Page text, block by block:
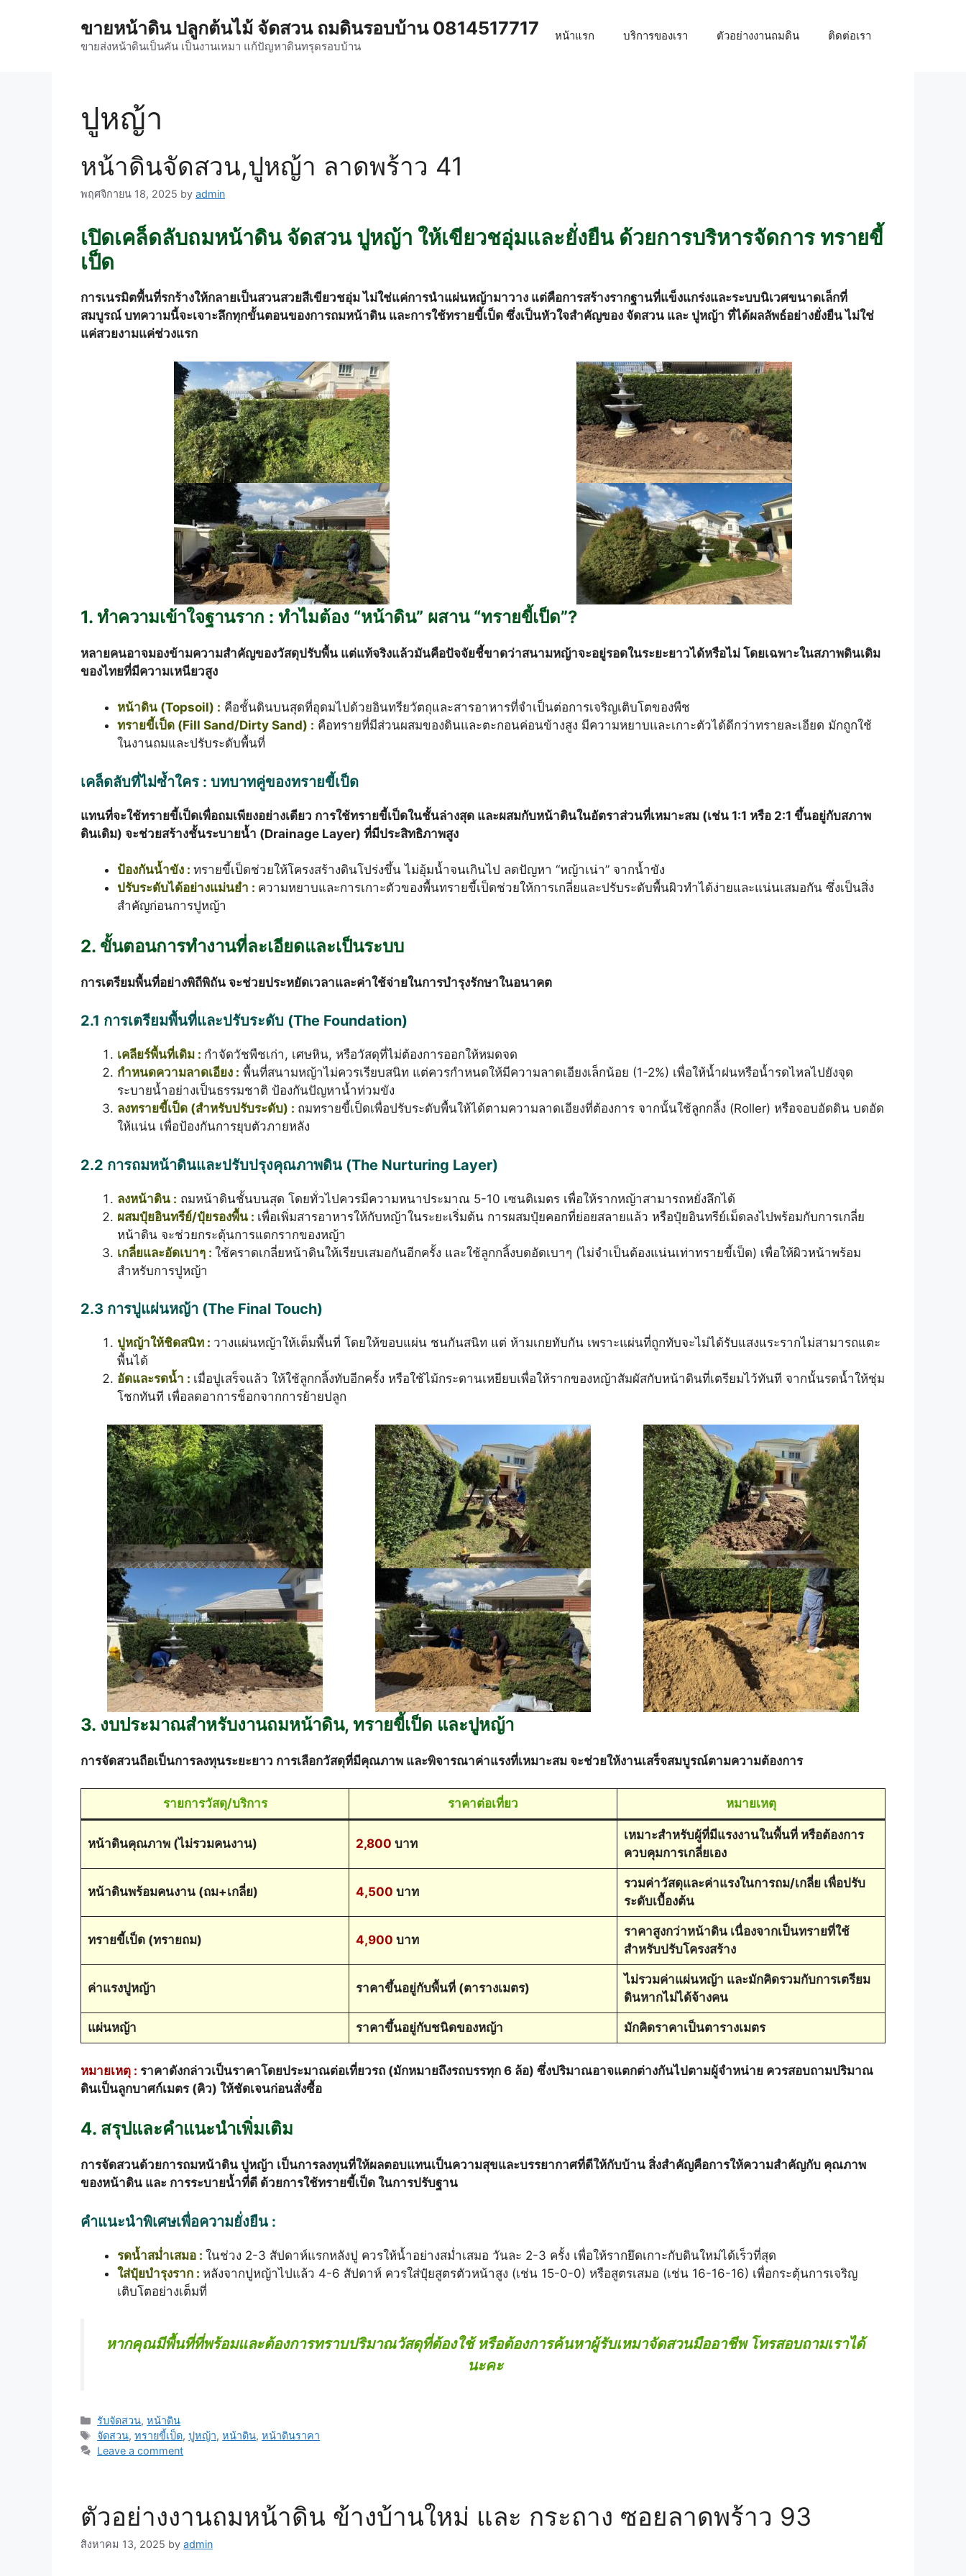
ขายหน้าดิน ปลูกต้นไม้ จัดสวน ถมดินรอบบ้าน 0814517717
ขายส่งหน้าดินเป็นคัน เป็นงานเหมา แก้ปัญหาดินทรุดรอบบ้าน
หน้าแรก บริการของเรา ตัวอย่างงานถมดิน ติดต่อเรา
ปูหญ้า
หน้าดินจัดสวน,ปูหญ้า ลาดพร้าว 41
พฤศจิกายน 18, 2025 by admin
เปิดเคล็ดลับถมหน้าดิน จัดสวน ปูหญ้า ให้เขียวชอุ่มและยั่งยืน ด้วยการบริหารจัดการ ทรายขี้
เป็ด
การเนรมิตพื้นที่รกร้างให้กลายเป็นสวนสวยสีเขียวชอุ่ม ไม่ใช่แค่การนำแผ่นหญ้ามาวาง แต่คือการสร้างรากฐานที่แข็งแกร่งและระบบนิเวศขนาดเล็กที่
สมบูรณ์ บทความนี้จะเจาะลึกทุกขั้นตอนของการถมหน้าดิน และการใช้ทรายขี้เป็ด ซึ่งเป็นหัวใจสำคัญของ จัดสวน และ ปูหญ้า ที่ได้ผลลัพธ์อย่างยั่งยืน ไม่ใช่
แค่สวยงามแค่ช่วงแรก
1. ทำความเข้าใจฐานราก : ทำไมต้อง “หน้าดิน” ผสาน “ทรายขี้เป็ด”?
หลายคนอาจมองข้ามความสำคัญของวัสดุปรับพื้น แต่แท้จริงแล้วมันคือปัจจัยชี้ขาดว่าสนามหญ้าจะอยู่รอดในระยะยาวได้หรือไม่ โดยเฉพาะในสภาพดินเดิม
ของไทยที่มีความเหนียวสูง
หน้าดิน (Topsoil) : คือชั้นดินบนสุดที่อุดมไปด้วยอินทรียวัตถุและสารอาหารที่จำเป็นต่อการเจริญเติบโตของพืช
ทรายขี้เป็ด (Fill Sand/Dirty Sand) : คือทรายที่มีส่วนผสมของดินและตะกอนค่อนข้างสูง มีความหยาบและเกาะตัวได้ดีกว่าทรายละเอียด มักถูกใช้
ในงานถมและปรับระดับพื้นที่
เคล็ดลับที่ไม่ซ้ำใคร : บทบาทคู่ของทรายขี้เป็ด
แทนที่จะใช้ทรายขี้เป็ดเพื่อถมเพียงอย่างเดียว การใช้ทรายขี้เป็ดในชั้นล่างสุด และผสมกับหน้าดินในอัตราส่วนที่เหมาะสม (เช่น 1:1 หรือ 2:1 ขึ้นอยู่กับสภาพ
ดินเดิม) จะช่วยสร้างชั้นระบายน้ำ (Drainage Layer) ที่มีประสิทธิภาพสูง
ป้องกันน้ำขัง : ทรายขี้เป็ดช่วยให้โครงสร้างดินโปร่งขึ้น ไม่อุ้มน้ำจนเกินไป ลดปัญหา “หญ้าเน่า” จากน้ำขัง
ปรับระดับได้อย่างแม่นยำ : ความหยาบและการเกาะตัวของพื้นทรายขี้เป็ดช่วยให้การเกลี่ยและปรับระดับพื้นผิวทำได้ง่ายและแน่นเสมอกัน ซึ่งเป็นสิ่ง
สำคัญก่อนการปูหญ้า
2. ขั้นตอนการทำงานที่ละเอียดและเป็นระบบ
การเตรียมพื้นที่อย่างพิถีพิถัน จะช่วยประหยัดเวลาและค่าใช้จ่ายในการบำรุงรักษาในอนาคต
2.1 การเตรียมพื้นที่และปรับระดับ (The Foundation)
เคลียร์พื้นที่เดิม : กำจัดวัชพืชเก่า, เศษหิน, หรือวัสดุที่ไม่ต้องการออกให้หมดจด
กำหนดความลาดเอียง : พื้นที่สนามหญ้าไม่ควรเรียบสนิท แต่ควรกำหนดให้มีความลาดเอียงเล็กน้อย (1-2%) เพื่อให้น้ำฝนหรือน้ำรดไหลไปยังจุด
ระบายน้ำอย่างเป็นธรรมชาติ ป้องกันปัญหาน้ำท่วมขัง
ลงทรายขี้เป็ด (สำหรับปรับระดับ) : ถมทรายขี้เป็ดเพื่อปรับระดับพื้นให้ได้ตามความลาดเอียงที่ต้องการ จากนั้นใช้ลูกกลิ้ง (Roller) หรือจอบอัดดิน บดอัด
ให้แน่น เพื่อป้องกันการยุบตัวภายหลัง
2.2 การถมหน้าดินและปรับปรุงคุณภาพดิน (The Nurturing Layer)
ลงหน้าดิน : ถมหน้าดินชั้นบนสุด โดยทั่วไปควรมีความหนาประมาณ 5-10 เซนติเมตร เพื่อให้รากหญ้าสามารถหยั่งลึกได้
ผสมปุ๋ยอินทรีย์/ปุ๋ยรองพื้น : เพื่อเพิ่มสารอาหารให้กับหญ้าในระยะเริ่มต้น การผสมปุ๋ยคอกที่ย่อยสลายแล้ว หรือปุ๋ยอินทรีย์เม็ดลงไปพร้อมกับการเกลี่ย
หน้าดิน จะช่วยกระตุ้นการแตกรากของหญ้า
เกลี่ยและอัดเบาๆ : ใช้คราดเกลี่ยหน้าดินให้เรียบเสมอกันอีกครั้ง และใช้ลูกกลิ้งบดอัดเบาๆ (ไม่จำเป็นต้องแน่นเท่าทรายขี้เป็ด) เพื่อให้ผิวหน้าพร้อม
สำหรับการปูหญ้า
2.3 การปูแผ่นหญ้า (The Final Touch)
ปูหญ้าให้ชิดสนิท : วางแผ่นหญ้าให้เต็มพื้นที่ โดยให้ขอบแผ่น ชนกันสนิท แต่ ห้ามเกยทับกัน เพราะแผ่นที่ถูกทับจะไม่ได้รับแสงแระรากไม่สามารถแตะ
พื้นได้
อัดและรดน้ำ : เมื่อปูเสร็จแล้ว ให้ใช้ลูกกลิ้งทับอีกครั้ง หรือใช้ไม้กระดานเหยียบเพื่อให้รากของหญ้าสัมผัสกับหน้าดินที่เตรียมไว้ทันที จากนั้นรดน้ำให้ชุ่ม
โชกทันที เพื่อลดอาการช็อกจากการย้ายปลูก
3. งบประมาณสำหรับงานถมหน้าดิน, ทรายขี้เป็ด และปูหญ้า
การจัดสวนถือเป็นการลงทุนระยะยาว การเลือกวัสดุที่มีคุณภาพ และพิจารณาค่าแรงที่เหมาะสม จะช่วยให้งานเสร็จสมบูรณ์ตามความต้องการ
รายการวัสดุ/บริการ ราคาต่อเที่ยว หมายเหตุ
หน้าดินคุณภาพ (ไม่รวมคนงาน) 2,800 บาท
เหมาะสำหรับผู้ที่มีแรงงานในพื้นที่ หรือต้องการ
ควบคุมการเกลี่ยเอง
หน้าดินพร้อมคนงาน (ถม+เกลี่ย) 4,500 บาท
รวมค่าวัสดุและค่าแรงในการถม/เกลี่ย เพื่อปรับ
ระดับเบื้องต้น
ทรายขี้เป็ด (ทรายถม) 4,900 บาท
ราคาสูงกว่าหน้าดิน เนื่องจากเป็นทรายที่ใช้
สำหรับปรับโครงสร้าง
ค่าแรงปูหญ้า ราคาขึ้นอยู่กับพื้นที่ (ตารางเมตร)
ไม่รวมค่าแผ่นหญ้า และมักคิดรวมกับการเตรียม
ดินหากไม่ได้จ้างคน
แผ่นหญ้า ราคาขึ้นอยู่กับชนิดของหญ้า มักคิดราคาเป็นตารางเมตร
หมายเหตุ : ราคาดังกล่าวเป็นราคาโดยประมาณต่อเที่ยวรถ (มักหมายถึงรถบรรทุก 6 ล้อ) ซึ่งปริมาณอาจแตกต่างกันไปตามผู้จำหน่าย ควรสอบถามปริมาณ
ดินเป็นลูกบาศก์เมตร (คิว) ให้ชัดเจนก่อนสั่งซื้อ
4. สรุปและคำแนะนำเพิ่มเติม
การจัดสวนด้วยการถมหน้าดิน ปูหญ้า เป็นการลงทุนที่ให้ผลตอบแทนเป็นความสุขและบรรยากาศที่ดีให้กับบ้าน สิ่งสำคัญคือการให้ความสำคัญกับ คุณภาพ
ของหน้าดิน และ การระบายน้ำที่ดี ด้วยการใช้ทรายขี้เป็ด ในการปรับฐาน
คำแนะนำพิเศษเพื่อความยั่งยืน :
รดน้ำสม่ำเสมอ : ในช่วง 2-3 สัปดาห์แรกหลังปู ควรให้น้ำอย่างสม่ำเสมอ วันละ 2-3 ครั้ง เพื่อให้รากยึดเกาะกับดินใหม่ได้เร็วที่สุด
ใส่ปุ๋ยบำรุงราก : หลังจากปูหญ้าไปแล้ว 4-6 สัปดาห์ ควรใส่ปุ๋ยสูตรตัวหน้าสูง (เช่น 15-0-0) หรือสูตรเสมอ (เช่น 16-16-16) เพื่อกระตุ้นการเจริญ
เติบโตอย่างเต็มที่
หากคุณมีพื้นที่ที่พร้อมและต้องการทราบปริมาณวัสดุที่ต้องใช้ หรือต้องการค้นหาผู้รับเหมาจัดสวนมืออาชีพ โทรสอบถามเราได้
นะคะ
Categories
รับจัดสวน,หน้าดิน
Tags
จัดสวน,ทรายขี้เป็ด,ปูหญ้า,หน้าดิน,หน้าดินราคา
Leave a comment
ตัวอย่างงานถมหน้าดิน ข้างบ้านใหม่ และ กระถาง ซอยลาดพร้าว 93
สิงหาคม 13, 2025 by admin